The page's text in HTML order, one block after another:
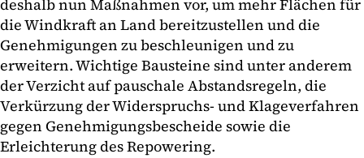
deshalb nun Maßnahmen vor, um mehr Flächen für
die Windkraft an Land bereitzustellen und die
Genehmigungen zu beschleunigen und zu
erweitern. Wichtige Bausteine sind unter anderem
der Verzicht auf pauschale Abstandsregeln, die
Verkürzung der Widerspruchs- und Klageverfahren
gegen Genehmigungsbescheide sowie die
Erleichterung des Repowering.